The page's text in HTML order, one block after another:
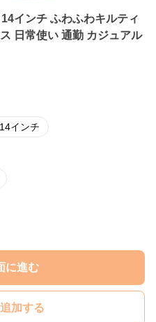
インチ ふわふわキルティ
日常使い 通勤 カジュアル
14インチ
に進む
加する